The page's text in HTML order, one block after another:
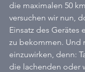
die maximalen 50
versuchen wir nun,
Einsatz des Gerätes
zu bekommen. Und
einzuwirken, denn:
die lachenden oder